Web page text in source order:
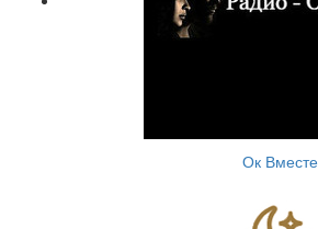
Ок Вместе